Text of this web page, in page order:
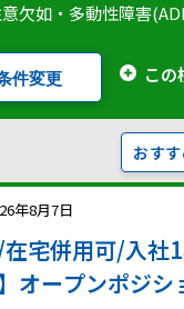
欠如・多動性障害
件変更 この
おす
年8月7日
/在宅併用可/入社
オープンポジシ
門の就転職支援サービ
の転職支援サービス
専門の就職エージェ
う
ス